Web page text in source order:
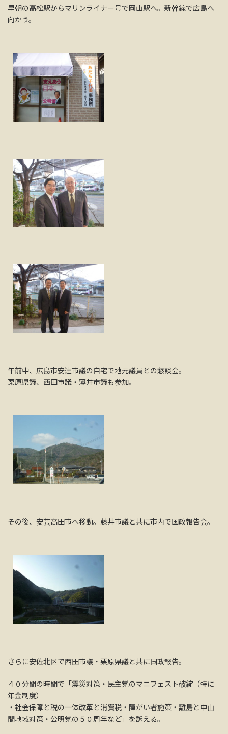
早朝の高松駅からマリンライナー号で岡山駅へ。新幹線で広島へ
向かう。
午前中、広島市安達市議の自宅で地元議員との懇談会。
栗原県議、西田市議・薄井市議も参加。
その後、安芸高田市へ移動。藤井市議と共に市内で国政報告会。
さらに安佐北区で西田市議・栗原県議と共に国政報告。
４０分間の時間で「震災対策・民主党のマニフェスト破綻（特に
年金制度）
・社会保障と税の一体改革と消費税・障がい者施策・離島と中山
間地域対策・公明党の５０周年など」を訴える。